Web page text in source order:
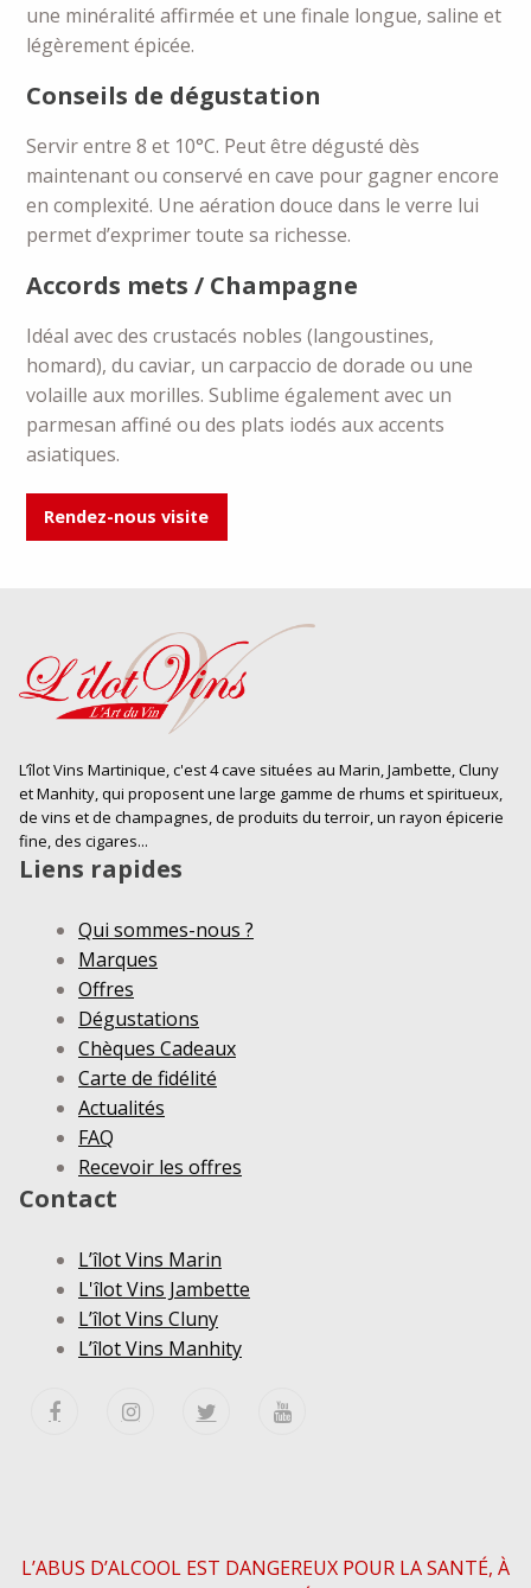
une minéralité affirmée et une finale longue, saline et
légèrement épicée.
Conseils de dégustation
Servir entre 8 et 10°C. Peut être dégusté dès
maintenant ou conservé en cave pour gagner encore
en complexité. Une aération douce dans le verre lui
permet d’exprimer toute sa richesse.
Accords mets / Champagne
Idéal avec des crustacés nobles (langoustines,
homard), du caviar, un carpaccio de dorade ou une
volaille aux morilles. Sublime également avec un
parmesan affiné ou des plats iodés aux accents
asiatiques.
Rendez-nous visite
L’îlot Vins Martinique, c'est 4 cave situées au Marin, Jambette, Cluny
et Manhity, qui proposent une large gamme de rhums et spiritueux,
de vins et de champagnes, de produits du terroir, un rayon épicerie
fine, des cigares...
Liens rapides
Qui sommes-nous ?
Marques
Offres
Dégustations
Chèques Cadeaux
Carte de fidélité
Actualités
FAQ
Recevoir les offres
Contact
L’îlot Vins Marin
L'îlot Vins Jambette
L’îlot Vins Cluny
L’îlot Vins Manhity
L’ABUS D’ALCOOL EST DANGEREUX POUR LA SANTÉ, À